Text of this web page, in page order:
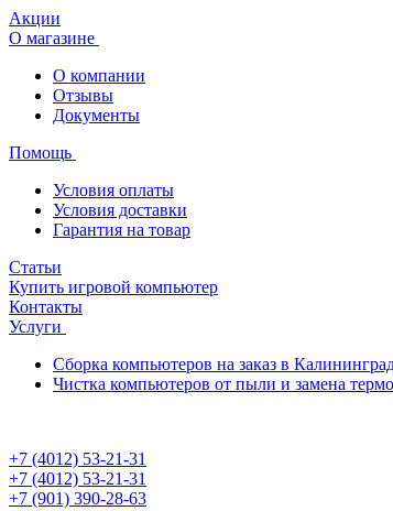
Акции
О магазине
О компании
Отзывы
Документы
Помощь
Условия оплаты
Условия доставки
Гарантия на товар
Статьи
Купить игровой компьютер
Контакты
Услуги
Сборка компьютеров на заказ в
Чистка компьютеров от пыли и замена
+7 (4012) 53-21-31
+7 (4012) 53-21-31
+7 (901) 390-28-63